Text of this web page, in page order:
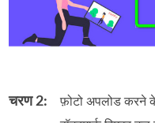
चरण 2:
फ़ोटो अपलोड करने के